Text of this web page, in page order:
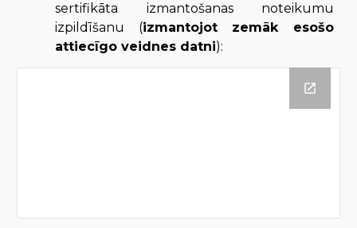
sertifikāta izmantošanas noteikumu
izpildīšanu (izmantojot zemāk esošo
attiecīgo veidnes datni):